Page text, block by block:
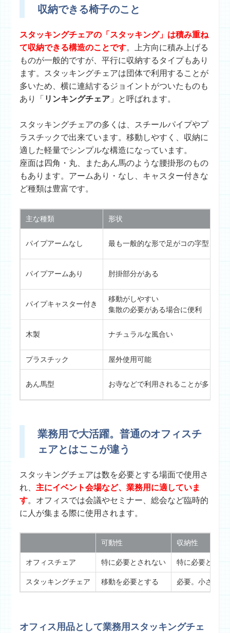
収納できる椅子のこと
スタッキングチェアの「スタッキング」は積み重ね
て収納できる構造のことです。上方向に積み上げる
ものが一般的ですが、平行に収納するタイプもあり
ます。スタッキングチェアは団体で利用することが
多いため、横に連結するジョイントがついたものも
あり「 リンキングチェア 」と呼ばれます。
スタッキングチェアの多くは、スチールパイプやプ
ラスチックで出来ています。移動しやすく、収納に
適した軽量でシンプルな構造になっています。
座面は四角・丸、またあん馬のような腰掛形のもの
もあります。アームあり・なし、キャスター付きな
ど種類は豊富です。
主な種類 形状
パイプアームなし 最も一般的な形で足がコの字型、4本
パイプアームあり 肘掛部分がある
パイプキャスター付き
移動がしやすい
集散の必要がある場合に便利
木製 ナチュラルな風合い
プラスチック 屋外使用可能
あん馬型 お寺などで利用されることが多く、
業務用で大活躍。普通のオフィスチ
ェアとはここが違う
スタッキングチェアは数を必要とする場面で使用さ
れ、 主にイベント会場など、業務用に適していま
す。オフィスでは会議やセミナー、総会など臨時的
に人が集まる際に使用されます。
可動性 収納性
オフィスチェア 特に必要とされない 特に必要とされ
スタッキングチェア 移動を必要とする 必要。小さく収
オフィス用品として業務用スタッキングチェ